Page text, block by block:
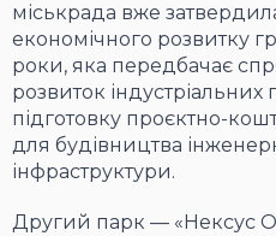
міськрада вже
економічного розвитку
роки, яка передбачає
розвиток індустріальних
підготовку проєктно-
для будівництва
інфраструктури.
Другий парк — «Нексус